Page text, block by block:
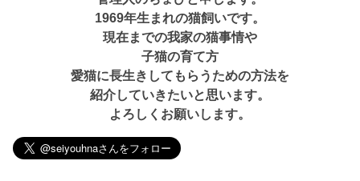
1969年生まれの猫飼いです。
現在までの我家の猫事情や
子猫の育て方
愛猫に長生きしてもらうための方法を
紹介していきたいと思います。
よろしくお願いします。